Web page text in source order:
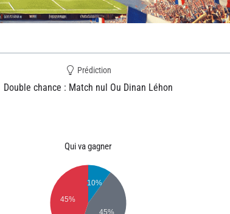
Prédiction
Double chance : Match nul Ou Dinan Léhon
Qui va gagner